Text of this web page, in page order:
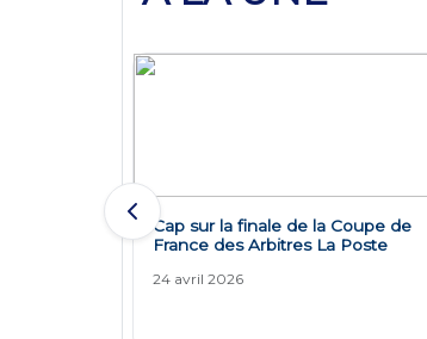
Cap sur la finale de la Coupe de
France des Arbitres La Poste
24 avril 2026